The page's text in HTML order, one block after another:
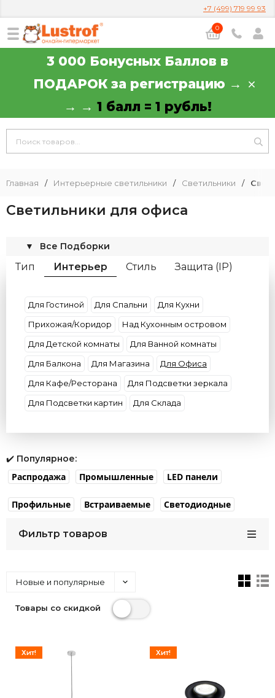
+7 (499) 719 99 93
0
3 000 Бонусных Баллов в
ПОДАРОК за регистрацию →
→ → 1 балл = 1 рубль!
Главная / Интерьерные светильники / Светильники /
Светильники для офиса
Все Подборки
▼
Тип Интерьер Стиль
Защита (IP)
Потолки
Цоколь
Материал плафона
Размер
Бренд
Для Гостиной Для Спальни
Для Кухни
Прихожая/Коридор
Над Кухонным островом
Для Детской комнаты
Для Ванной комнаты
Для Балкона
Для Магазина
Для Офиса
Для Кафе/Ресторана
Для Подсветки зеркала
Для Подсветки картин
Для Склада
✔️ Популярное:
Распродажа Промышленные LED панели
Профильные Встраиваемые Светодиодные
Фильтр товаров
Новые и популярные
Товары со скидкой
Хит! Хит!